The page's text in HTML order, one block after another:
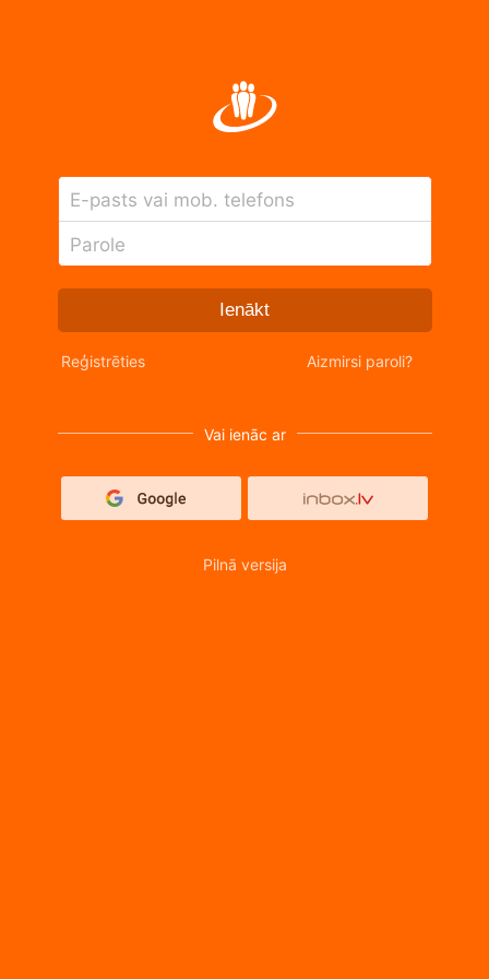
E-pasts vai mob. telefons
Parole
Ienākt
Reģistrēties Aizmirsi paroli?
Vai ienāc ar
Pilnā versija